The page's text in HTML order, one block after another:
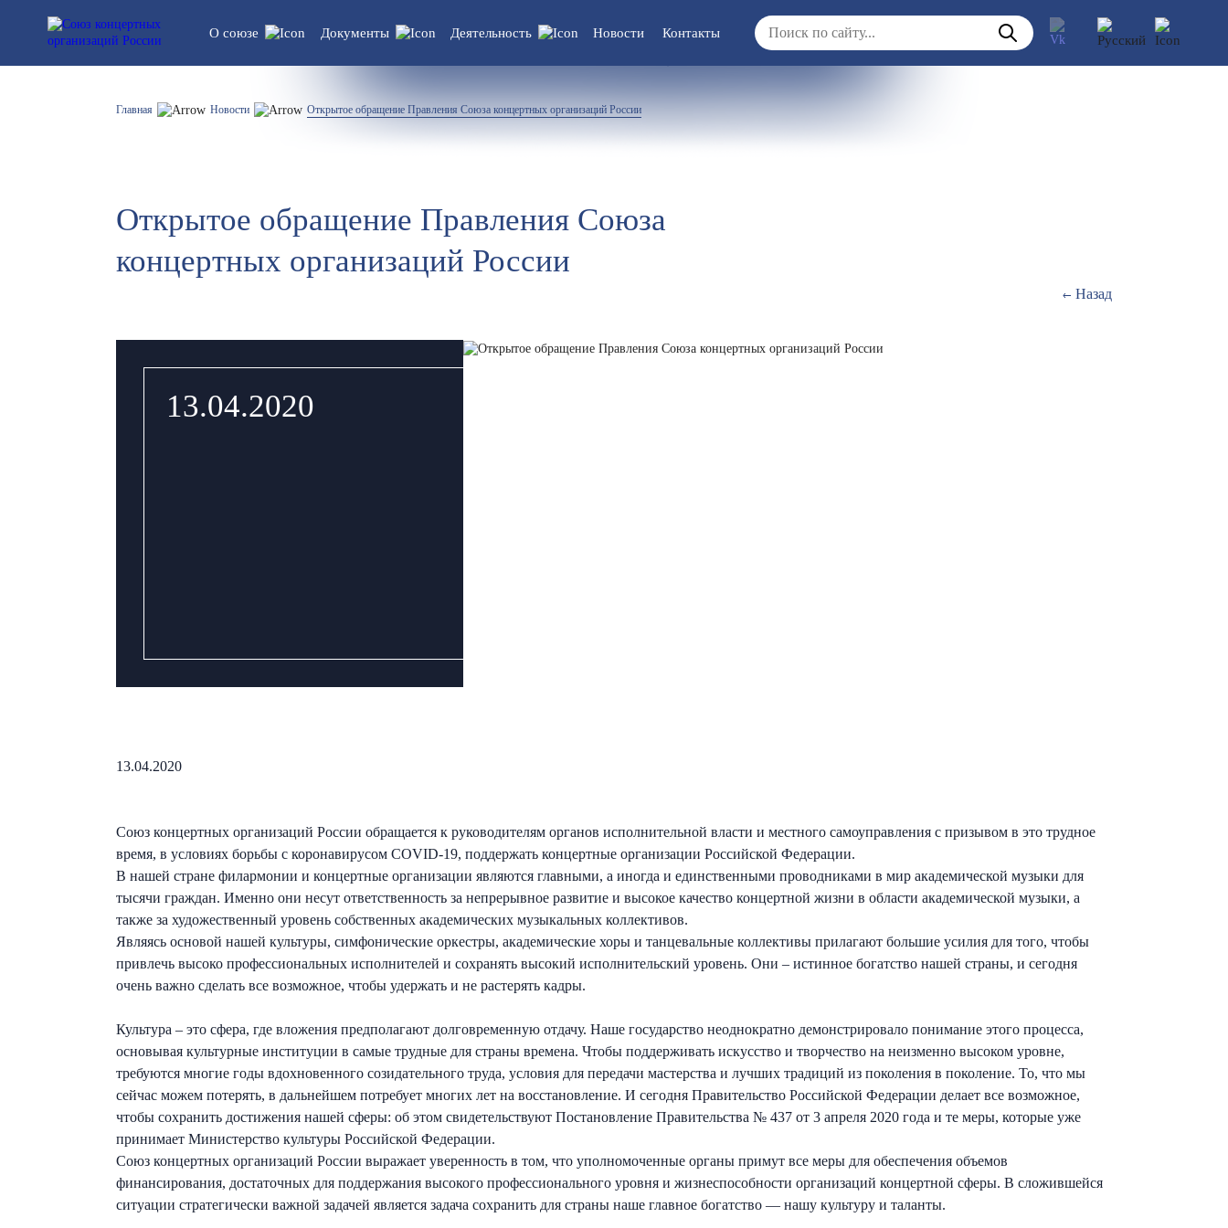
О союзе
Устав союза
Список участников
Документы
Правовые документы/
Деятельность
Вакансии
Новости Контакты
Главная Новости Открытое обращение Правления Союза концертных организаций России
Открытое обращение Правления Союза
концертных организаций России
Назад
13.04.2020
13.04.2020
Союз концертных организаций России обращается к руководителям органов исполнительной власти и местного самоуправления с призывом в это трудное
время, в условиях борьбы с коронавирусом COVID-19, поддержать концертные организации Российской Федерации.
В нашей стране филармонии и концертные организации являются главными, а иногда и единственными проводниками в мир академической музыки для
тысячи граждан. Именно они несут ответственность за непрерывное развитие и высокое качество концертной жизни в области академической музыки, а
также за художественный уровень собственных академических музыкальных коллективов.
Являясь основой нашей культуры, симфонические оркестры, академические хоры и танцевальные коллективы прилагают большие усилия для того, чтобы
привлечь высоко профессиональных исполнителей и сохранять высокий исполнительский уровень. Они – истинное богатство нашей страны, и сегодня
очень важно сделать все возможное, чтобы удержать и не растерять кадры.
Культура – это сфера, где вложения предполагают долговременную отдачу. Наше государство неоднократно демонстрировало понимание этого процесса,
основывая культурные институции в самые трудные для страны времена. Чтобы поддерживать искусство и творчество на неизменно высоком уровне,
требуются многие годы вдохновенного созидательного труда, условия для передачи мастерства и лучших традиций из поколения в поколение. То, что мы
сейчас можем потерять, в дальнейшем потребует многих лет на восстановление. И сегодня Правительство Российской Федерации делает все возможное,
чтобы сохранить достижения нашей сферы: об этом свидетельствуют Постановление Правительства № 437 от 3 апреля 2020 года и те меры, которые уже
принимает Министерство культуры Российской Федерации.
Союз концертных организаций России выражает уверенность в том, что уполномоченные органы примут все меры для обеспечения объемов
финансирования, достаточных для поддержания высокого профессионального уровня и жизнеспособности организаций концертной сферы. В сложившейся
ситуации стратегически важной задачей является задача сохранить для страны наше главное богатство — нашу культуру и таланты.